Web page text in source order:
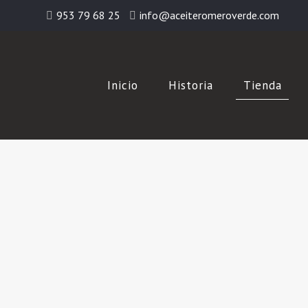
953 79 68 25 info@aceiteromeroverde.com
Inicio Historia Tienda